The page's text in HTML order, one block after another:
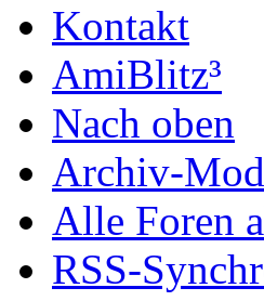
Kontakt
AmiBlitz³
Nach oben
Archiv-
Alle Foren
RSS-